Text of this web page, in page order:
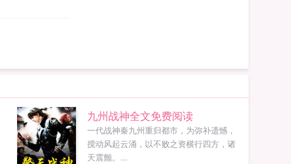
九州战神全文免费阅读
一代战神秦九州重归都市，为弥补遗憾，
搅动风起云涌，以不败之资横行四方，诸
天震颤。...